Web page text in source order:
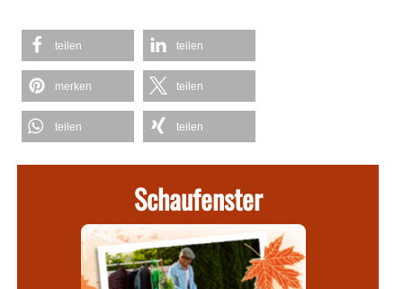
teilen teilen
merken teilen
teilen teilen
Schaufenster